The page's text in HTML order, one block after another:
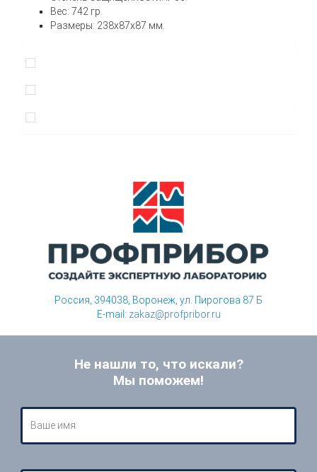
Вес: 742 гр.
Размеры: 238х87х87 мм.
Россия, 394038, Воронеж, ул. Пирогова 87 Б
E-mail: zakaz@profpribor.ru
Не нашли то, что искали?
Мы поможем!